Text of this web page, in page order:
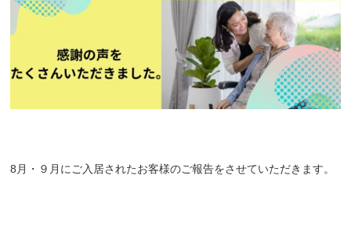
8月・９月にご入居されたお客様のご報告をさせていただきます。